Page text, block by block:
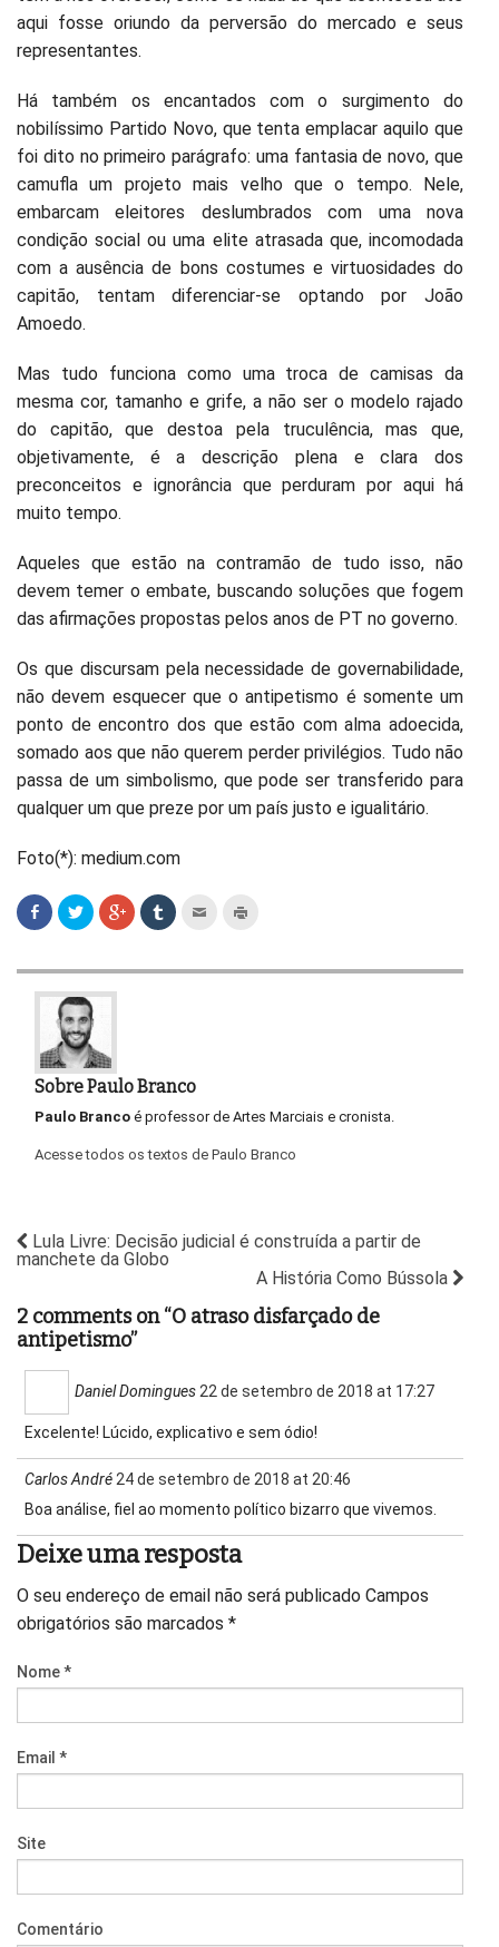
aqui fosse oriundo da perversão do mercado e seus
representantes.
Há também os encantados com o surgimento do
nobilíssimo Partido Novo, que tenta emplacar aquilo que
foi dito no primeiro parágrafo: uma fantasia de novo, que
camufla um projeto mais velho que o tempo. Nele,
embarcam eleitores deslumbrados com uma nova
condição social ou uma elite atrasada que, incomodada
com a ausência de bons costumes e virtuosidades do
capitão, tentam diferenciar-se optando por João
Amoedo.
Mas tudo funciona como uma troca de camisas da
mesma cor, tamanho e grife, a não ser o modelo rajado
do capitão, que destoa pela truculência, mas que,
objetivamente, é a descrição plena e clara dos
preconceitos e ignorância que perduram por aqui há
muito tempo.
Aqueles que estão na contramão de tudo isso, não
devem temer o embate, buscando soluções que fogem
das afirmações propostas pelos anos de PT no governo.
Os que discursam pela necessidade de governabilidade,
não devem esquecer que o antipetismo é somente um
ponto de encontro dos que estão com alma adoecida,
somado aos que não querem perder privilégios. Tudo não
passa de um simbolismo, que pode ser transferido para
qualquer um que preze por um país justo e igualitário.
Foto(*): medium.com
Sobre Paulo Branco
Paulo Branco é professor de Artes Marciais e cronista.
Acesse todos os textos de Paulo Branco
Lula Livre: Decisão judicial é construída a partir de
manchete da Globo
A História Como Bússola
2 comments on “O atraso disfarçado de
antipetismo”
Daniel Domingues 22 de setembro de 2018 at 17:27
Excelente! Lúcido, explicativo e sem ódio!
Carlos André 24 de setembro de 2018 at 20:46
Boa análise, fiel ao momento político bizarro que vivemos.
Deixe uma resposta
O seu endereço de email não será publicado Campos
obrigatórios são marcados *
Nome*
Email *
Site
Comentário